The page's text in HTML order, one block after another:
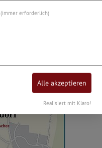
(immer erforderlich)
Alle akzeptieren
Realisiert mit Klaro!